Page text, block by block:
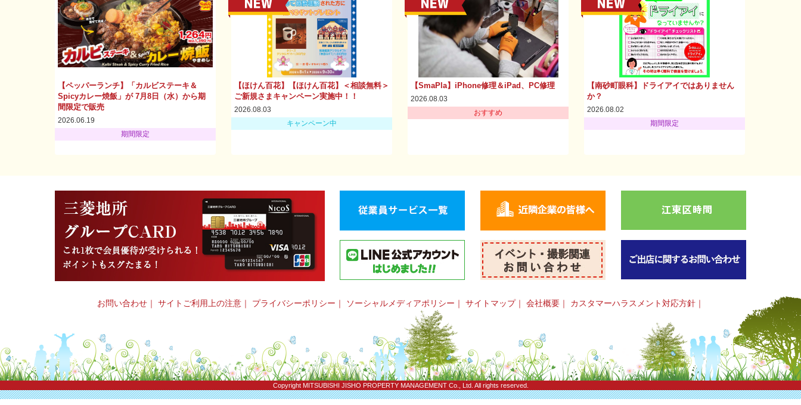
【ペッパーランチ】「カルビステーキ＆
Spicyカレー焼飯」が 7月8日（水）から期
間限定で販売
2026.06.19
期間限定
【ほけん百花】【ほけん百花】＜相談無料＞
ご新規さまキャンペーン実施中！！
2026.08.03
キャンペーン中
【SmaPla】iPhone修理＆iPad、PC修理
2026.08.03
おすすめ
【南砂町眼科】ドライアイではありません
か？
2026.08.02
期間限定
お問い合わせ ｜ サイトご利用上の注意 ｜ プライバシーポリシー ｜ ソーシャルメディアポリシー ｜ サイトマップ｜ 会社概要 ｜ カスタマーハラスメント対応方針 ｜
CopyrightMITSUBISHI JISHO PROPERTY MANAGEMENT Co., Ltd. All rights reserved.